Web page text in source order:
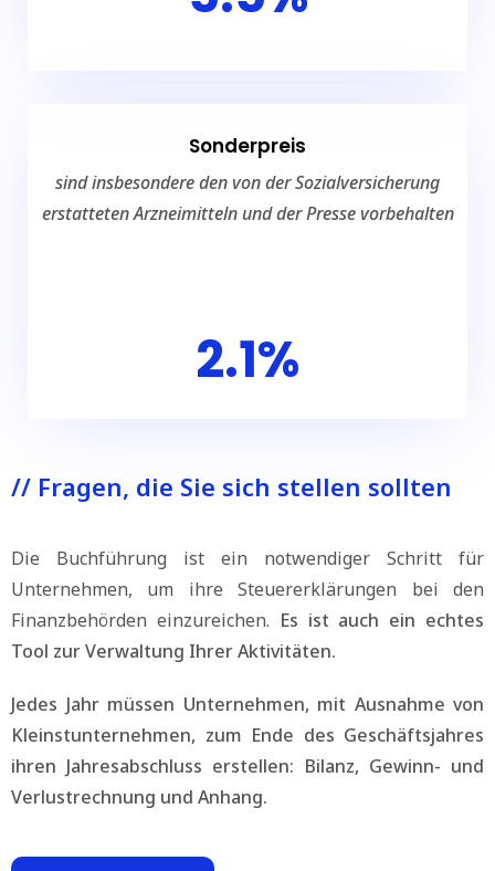
Sonderpreis
sind insbesondere den von der Sozialversicherung
erstatteten Arzneimitteln und der Presse vorbehalten
2.1%
// Fragen, die Sie sich stellen sollten
Die Buchführung ist ein notwendiger Schritt für
Unternehmen, um ihre Steuererklärungen bei den
Finanzbehörden einzureichen. Es ist auch ein echtes
Tool zur Verwaltung Ihrer Aktivitäten.
Jedes Jahr müssen Unternehmen, mit Ausnahme von
Kleinstunternehmen, zum Ende des Geschäftsjahres
ihren Jahresabschluss erstellen: Bilanz, Gewinn- und
Verlustrechnung und Anhang.